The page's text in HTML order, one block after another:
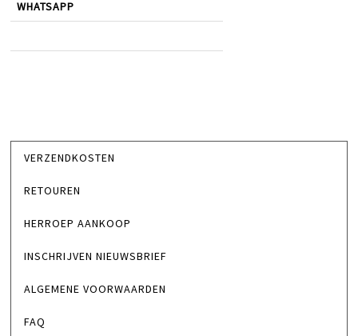
WHATSAPP
VERZENDKOSTEN
RETOUREN
HERROEP AANKOOP
INSCHRIJVEN NIEUWSBRIEF
ALGEMENE VOORWAARDEN
FAQ